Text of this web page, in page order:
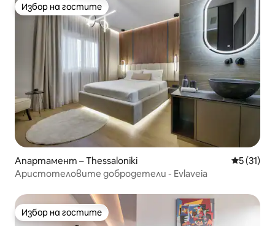
Избор на гостите
Избор на гостите
Апартамент – Thessaloniki Средна
5 (31)
Аристотеловите добродетели - Evlaveia
Избор на гостите
Избор на гостите